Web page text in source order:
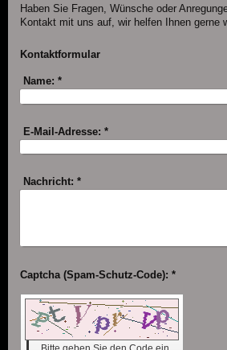
Haben Sie Fragen, Wünsche oder
Kontakt mit uns auf, wir helfen Ihnen gerne
Kontaktformular
Name: *
E-Mail-Adresse: *
Nachricht: *
Captcha (Spam-Schutz-Code): *